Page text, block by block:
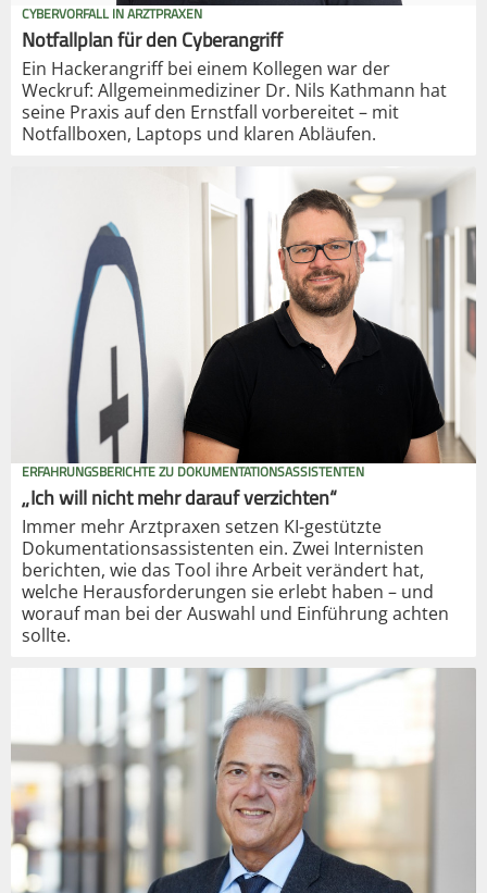
CYBERVORFALL IN ARZTPRAXEN
Notfallplan für den Cyberangriff
Ein Hackerangriff bei einem Kollegen war der
Weckruf: Allgemeinmediziner Dr. Nils Kathmann hat
seine Praxis auf den Ernstfall vorbereitet – mit
Notfallboxen, Laptops und klaren Abläufen.
ERFAHRUNGSBERICHTE ZU DOKUMENTATIONSASSISTENTEN
„Ich will nicht mehr darauf verzichten“
Immer mehr Arztpraxen setzen KI-gestützte
Dokumentationsassistenten ein. Zwei Internisten
berichten, wie das Tool ihre Arbeit verändert hat,
welche Herausforderungen sie erlebt haben – und
worauf man bei der Auswahl und Einführung achten
sollte.